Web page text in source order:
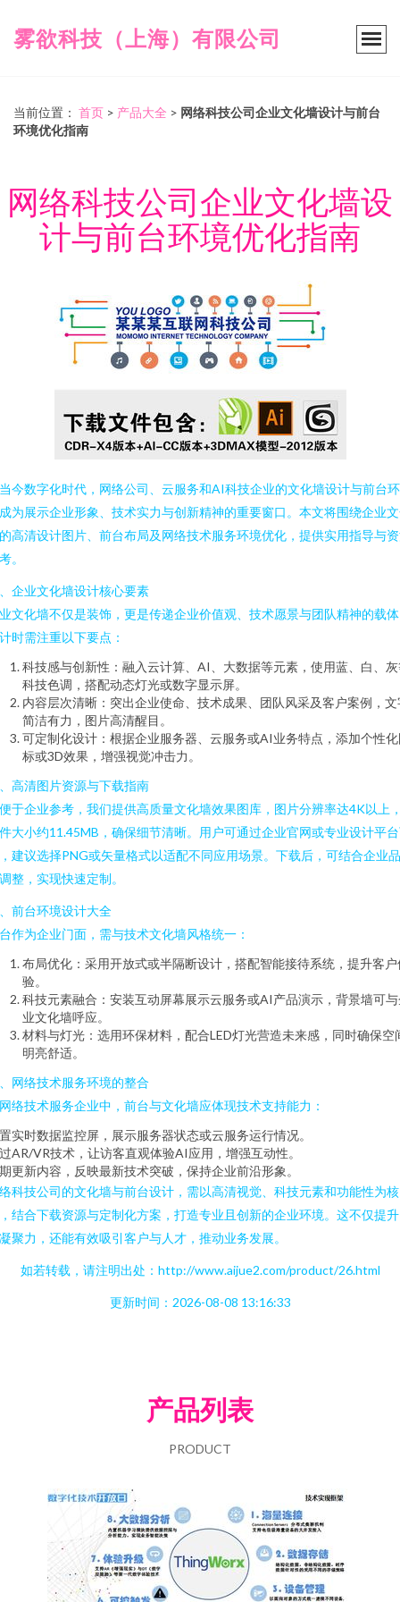
雾欲科技（上海）有限公司
当前位置： 首页 > 产品大全 > 网络科技公司企业文化墙设计与前台
环境优化指南
网络科技公司企业文化墙设
计与前台环境优化指南
今数字化时代，网络公司、云服务和AI科技企业的文化墙设计与前台
为展示企业形象、技术实力与创新精神的重要窗口。本文将围绕企业
高清设计图片、前台布局及网络技术服务环境优化，提供实用指导与
。
企业文化墙设计核心要素
文化墙不仅是装饰，更是传递企业价值观、技术愿景与团队精神的载
时需注重以下要点：
科技感与创新性：融入云计算、AI、大数据等元素，使用蓝、白、
科技色调，搭配动态灯光或数字显示屏。
内容层次清晰：突出企业使命、技术成果、团队风采及客户案例，文
简洁有力，图片高清醒目。
可定制化设计：根据企业服务器、云服务或AI业务特点，添加个性
标或3D效果，增强视觉冲击力。
高清图片资源与下载指南
于企业参考，我们提供高质量文化墙效果图库，图片分辨率达4K以上
大小约11.45MB，确保细节清晰。用户可通过企业官网或专业设计平
建议选择PNG或矢量格式以适配不同应用场景。下载后，可结合企业
整，实现快速定制。
前台环境设计大全
作为企业门面，需与技术文化墙风格统一：
布局优化：采用开放式或半隔断设计，搭配智能接待系统，提升客户
验。
科技元素融合：安装互动屏幕展示云服务或AI产品演示，背景墙可
业文化墙呼应。
材料与灯光：选用环保材料，配合LED灯光营造未来感，同时确保空
明亮舒适。
网络技术服务环境的整合
络技术服务企业中，前台与文化墙应体现技术支持能力：
实时数据监控屏，展示服务器状态或云服务运行情况。
AR/VR技术，让访客直观体验AI应用，增强互动性。
更新内容，反映最新技术突破，保持企业前沿形象。
科技公司的文化墙与前台设计，需以高清视觉、科技元素和功能性为核
结合下载资源与定制化方案，打造专业且创新的企业环境。这不仅提
聚力，还能有效吸引客户与人才，推动业务发展。
如若转载，请注明出处：http://www.aijue2.com/product/26.html
更新时间：2026-08-08 13:16:33
产品列表
PRODUCT